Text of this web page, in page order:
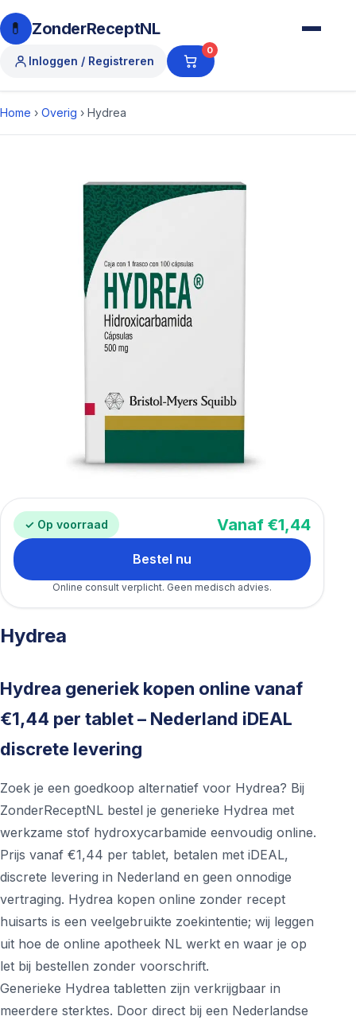
💊 ZonderReceptNL
Inloggen / Registreren
0
Home › Overig › Hydrea
✓ Op voorraad Vanaf €1,44
Bestel nu
Online consult verplicht. Geen medisch advies.
Hydrea
Hydrea generiek kopen online vanaf
€1,44 per tablet – Nederland iDEAL
discrete levering
Zoek je een goedkoop alternatief voor Hydrea? Bij
ZonderReceptNL bestel je generieke Hydrea met
werkzame stof hydroxycarbamide eenvoudig online.
Prijs vanaf €1,44 per tablet, betalen met iDEAL,
discrete levering in Nederland en geen onnodige
vertraging. Hydrea kopen online zonder recept
huisarts is een veelgebruikte zoekintentie; wij leggen
uit hoe de online apotheek NL werkt en waar je op
let bij bestellen zonder voorschrift.
Generieke Hydrea tabletten zijn verkrijgbaar in
meerdere sterktes. Door direct bij een Nederlandse